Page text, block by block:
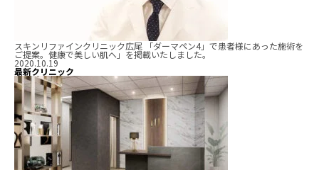
スキンリファインクリニック広尾 「ダーマペン4」で患者様にあった施術を
ご提案。健康で美しい肌へ」を掲載いたしました。
2020.10.19
最新クリニック